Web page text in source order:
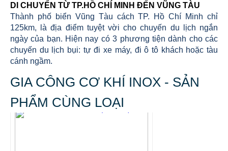
DI CHUYỂN TỪ TP.HỒ CHÍ MINH ĐẾN VŨNG TÀU
Thành phố biển Vũng Tàu cách TP. Hồ Chí Minh chỉ
125km, là địa điểm tuyệt vời cho chuyến du lịch ngắn
ngày của bạn. Hiện nay có 3 phương tiện dành cho các
chuyến du lịch bụi: tự đi xe máy, đi ô tô khách hoặc tàu
cánh ngầm.
GIA CÔNG CƠ KHÍ INOX - SẢN
PHẨM CÙNG LOẠI